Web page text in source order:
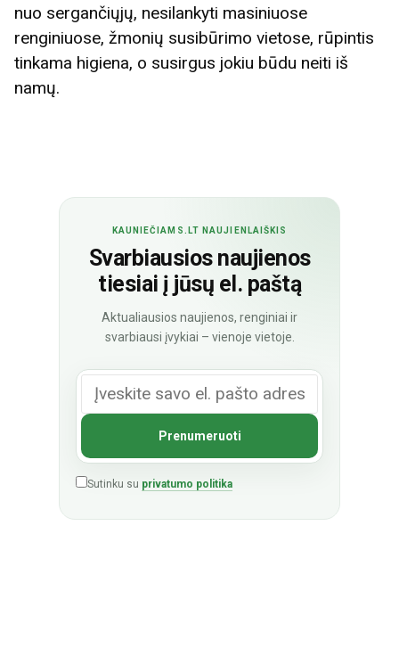
nuo sergančiųjų, nesilankyti masiniuose
renginiuose, žmonių susibūrimo vietose, rūpintis
tinkama higiena, o susirgus jokiu būdu neiti iš
namų.
KAUNIEČIAMS.LT NAUJIENLAIŠKIS
Svarbiausios naujienos
tiesiai į jūsų el. paštą
Aktualiausios naujienos, renginiai ir
svarbiausi įvykiai – vienoje vietoje.
Sutinku su privatumo politika